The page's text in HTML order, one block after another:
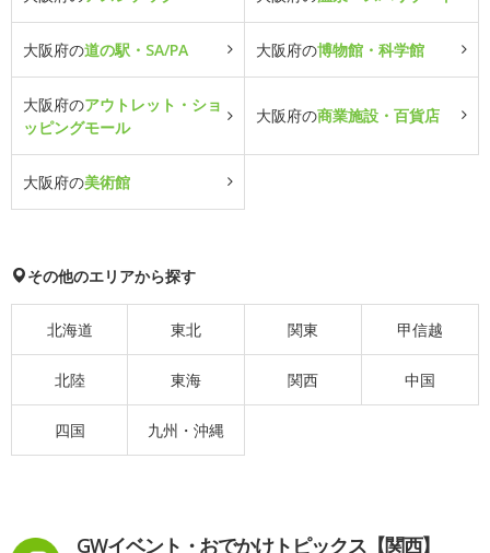
大阪府の道の駅・SA/PA 大阪府の博物館・科学館
大阪府のアウトレット・ショ
ッピングモール
大阪府の商業施設・百貨店
大阪府の美術館
その他のエリアから探す
北海道 東北 関東 甲信越
北陸 東海 関西 中国
四国 九州・沖縄
GWイベント・おでかけトピックス【関西】